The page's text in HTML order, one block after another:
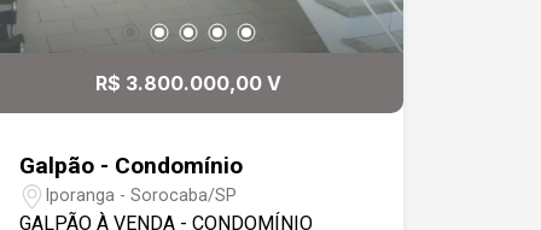
R$ 3.800.000,00 V
Galpão - Condomínio
Iporanga - Sorocaba/SP
GALPÃO À VENDA - CONDOMÍNIO